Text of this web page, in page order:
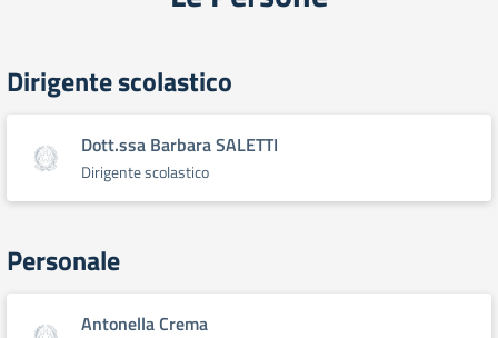
Dirigente scolastico
Dott.ssa Barbara SALETTI
Dirigente scolastico
Personale
Antonella Crema